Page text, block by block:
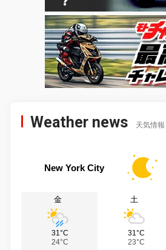
Weather news 天気情報
New York City
金
31°C
24°C
土
31°C
23°C